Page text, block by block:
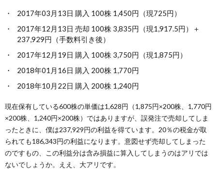
2017年03月13日 購入 100株 1,450円（現725円）
2017年12月13日 売却 100株 3,835円（現1,917.5円）＋
237,929円（手数料引き後）
2017年12月19日 購入 100株 3,750円（現1,875円）
2018年01月16日 購入 200株 1,770円
2018年10月22日 購入 200株 1,240円
現在保有している600株の単価は1,628円（1,875円×200株、1,770円
×200株、1,240円×200株）ではありますが、誤発注で売却してしま
ったときに、僕は237,929円の利益を得ています。20％の税金が取
られても186,343円の利益になります。意図せず売却してしまった
のですもの、この利益分は含み損益に算入してしまうのはアリでは
ないでしょうか。ええ、大アリです。